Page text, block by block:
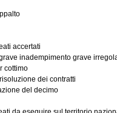
accertati
inadempimento grave
cottimo
dei contratti
del decimo